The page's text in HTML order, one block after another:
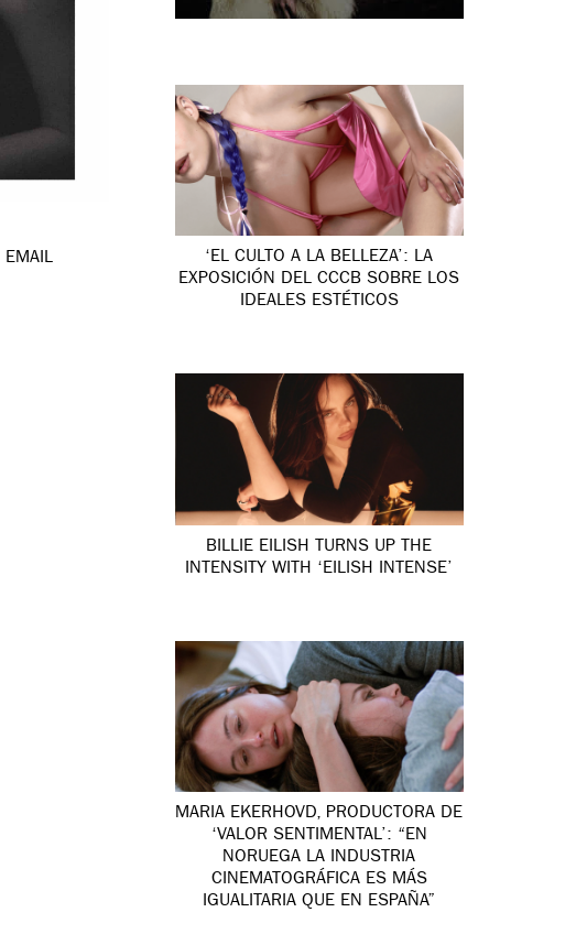
EMAIL
‘EL CULTO A LA BELLEZA’: LA
EXPOSICIÓN DEL CCCB SOBRE LOS
IDEALES ESTÉTICOS
BILLIE EILISH TURNS UP THE
INTENSITY WITH ‘EILISH INTENSE’
MARIA EKERHOVD, PRODUCTORA DE
‘VALOR SENTIMENTAL’: “EN
NORUEGA LA INDUSTRIA
CINEMATOGRÁFICA ES MÁS
IGUALITARIA QUE EN ESPAÑA”